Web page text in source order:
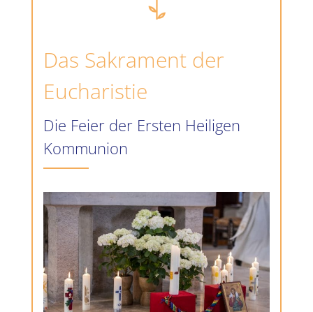
Das Sakrament der
Eucharistie
Die Feier der Ersten Heiligen
Kommunion